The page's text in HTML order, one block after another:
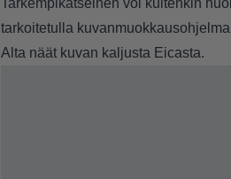
Tarkempikatseinen voi kuitenkin
tarkoitetulla
Alta näät kuvan kaljusta Eicasta.